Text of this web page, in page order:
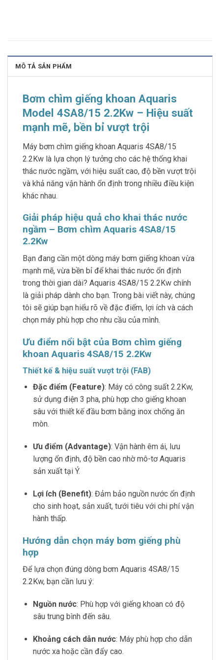
MÔ TẢ SẢN PHẨM
Bơm chìm giếng khoan Aquaris
Model 4SA8/15 2.2Kw – Hiệu suất
mạnh mẽ, bền bỉ vượt trội
Máy bơm chìm giếng khoan Aquaris 4SA8/15
2.2Kw là lựa chọn lý tưởng cho các hệ thống khai
thác nước ngầm, với hiệu suất cao, độ bền vượt trội
và khả năng vận hành ổn định trong nhiều điều kiện
khác nhau.
Giải pháp hiệu quả cho khai thác nước
ngầm – Bơm chìm Aquaris 4SA8/15
2.2Kw
Bạn đang cần một dòng máy bơm giếng khoan vừa
mạnh mẽ, vừa bền bỉ để khai thác nước ổn định
trong thời gian dài? Aquaris 4SA8/15 2.2Kw chính
là giải pháp dành cho bạn. Trong bài viết này, chúng
tôi sẽ giúp bạn hiểu rõ về đặc điểm, lợi ích và cách
chọn máy phù hợp cho nhu cầu của mình.
Ưu điểm nổi bật của Bơm chìm giếng
khoan Aquaris 4SA8/15 2.2Kw
Thiết kế & hiệu suất vượt trội (FAB)
Đặc điểm (Feature): Máy có công suất 2.2Kw,
sử dụng điện 3 pha, phù hợp cho giếng khoan
sâu với thiết kế đầu bơm bằng inox chống ăn
mòn.
Ưu điểm (Advantage): Vận hành êm ái, lưu
lượng ổn định, độ bền cao nhờ mô-tơ Aquaris
sản xuất tại Ý.
Lợi ích (Benefit): Đảm bảo nguồn nước ổn định
cho sinh hoạt, sản xuất, tưới tiêu với chi phí vận
hành thấp.
Hướng dẫn chọn máy bơm giếng phù
hợp
Để lựa chọn đúng dòng bơm Aquaris 4SA8/15
2.2Kw, bạn cần lưu ý:
Nguồn nước: Phù hợp với giếng khoan có độ
sâu trung bình đến sâu.
Khoảng cách dẫn nước: Máy phù hợp cho dẫn
nước xa hoặc cần đẩy cao.